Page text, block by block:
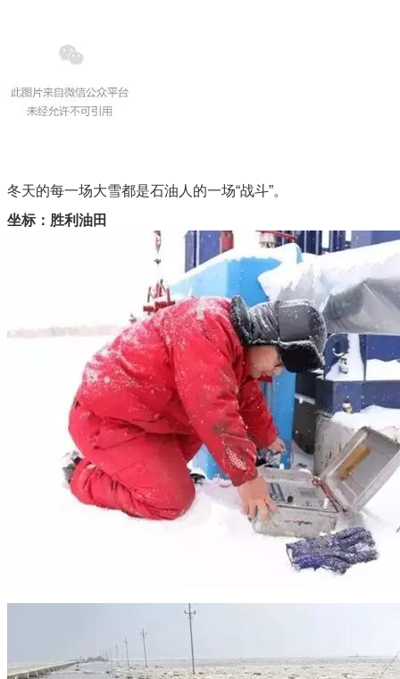
冬天的每一场大雪都是石油人的一场“战斗”。
坐标：胜利油田